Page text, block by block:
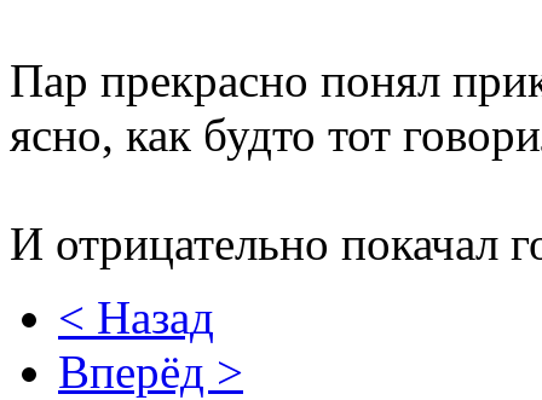
Пар прекрасно понял
ясно, как будто тот
И отрицательно покачал
< Назад
Вперёд >